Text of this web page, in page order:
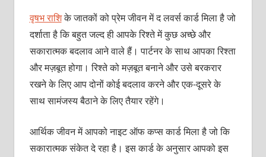
वृषभ राशिके जातकों को प्रेम जीवन में द लवर्स कार्ड मिला है जो
दर्शाता है कि बहुत जल्‍द ही आपके रिश्‍ते में कुछ अच्‍छे और
सकारात्‍मक बदलाव आने वाले हैं। पार्टनर के साथ आपका रिश्‍ता
और मज़बूत होगा। रिश्‍ते को मज़बूत बनाने और उसे बरकरार
रखने के लिए आप दोनों कोई बदलाव करने और एक-दूसरे के
साथ सामंजस्‍य बैठाने के लिए तैयार रहेंगे।
आर्थिक जीवन में आपको नाइट ऑफ कप्‍स कार्ड मिला है जो कि
सकारात्‍मक संकेत दे रहा है। इस कार्ड के अनुसार आपको इस